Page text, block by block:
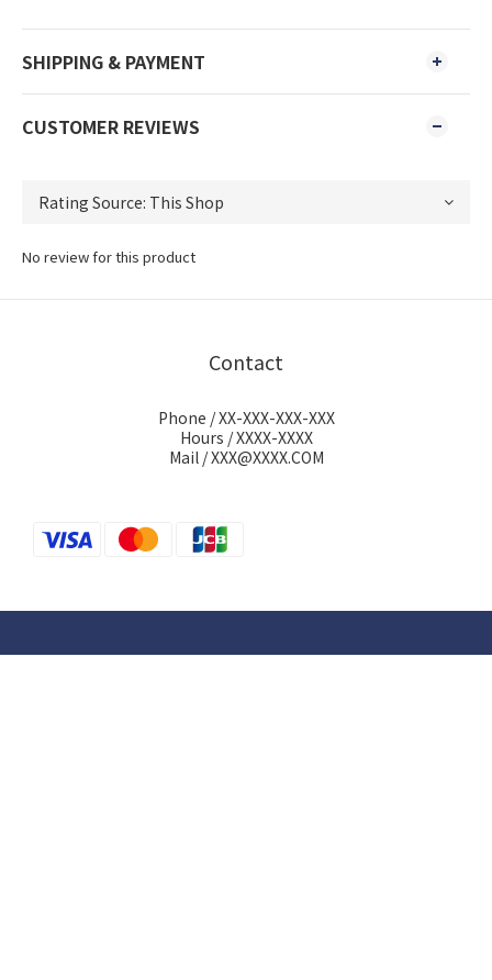
SHIPPING & PAYMENT
CUSTOMER REVIEWS
No review for this product
Contact
Phone / XX-XXX-XXX-XXX
Hours / XXXX-XXXX
Mail / XXX@XXXX.COM